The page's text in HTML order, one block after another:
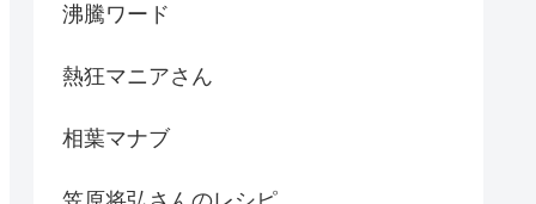
沸騰ワード
熱狂マニアさん
相葉マナブ